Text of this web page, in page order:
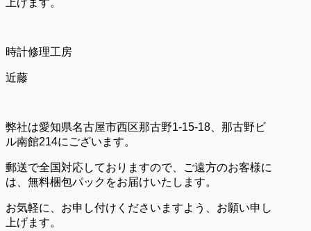
上げます。
時計修理工房
近藤
弊社は愛知県名古屋市西区那古野1-15-18、那古野ビ
ル南館214にございます。
郵送で全国対応しておりますので、ご遠方のお客様に
は、無料梱包パックをお届けいたします。
お気軽に、お申し付けくださいますよう、お願い申し
上げます。